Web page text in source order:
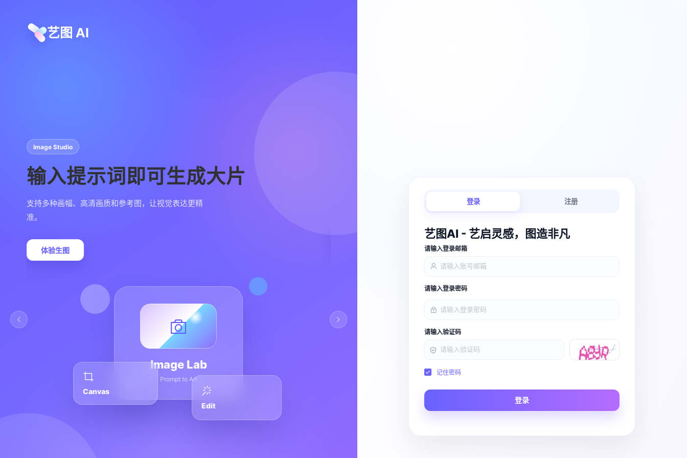
艺图 AI
Image Studio
输入提示词即可生成大片
支持多种画幅、高清画质和参考图，让视觉表达更精
准。
体验生图
Image Lab
Prompt to Art
Edit
Canvas
从脚本、分镜到视频生成，保持创作链路连贯顺畅。
Scene
登录 注册
艺图AI - 艺启灵感，图造非凡
请输入登录邮箱
请输入登录密码
请输入验证码
记住密码
登录